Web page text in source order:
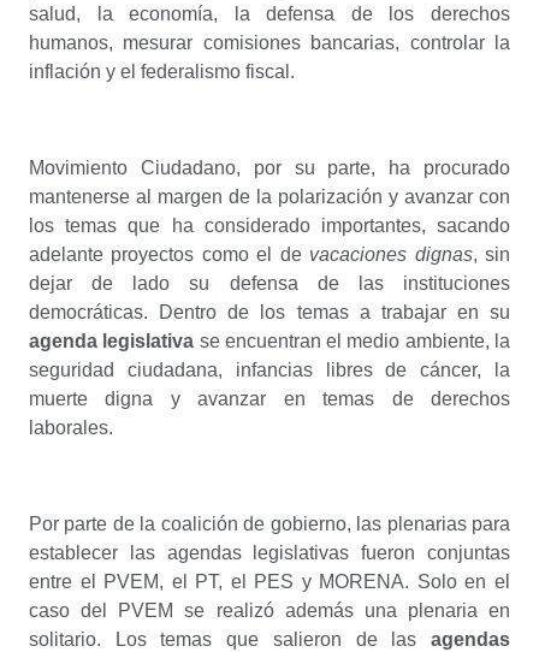
salud, la economía, la defensa de los derechos
humanos, mesurar comisiones bancarias, controlar la
inflación y el federalismo fiscal.
Movimiento Ciudadano, por su parte, ha procurado
mantenerse al margen de la polarización y avanzar con
los temas que ha considerado importantes, sacando
adelante proyectos como el de vacaciones dignas, sin
dejar de lado su defensa de las instituciones
democráticas. Dentro de los temas a trabajar en su
agenda legislativa se encuentran el medio ambiente, la
seguridad ciudadana, infancias libres de cáncer, la
muerte digna y avanzar en temas de derechos
laborales.
Por parte de la coalición de gobierno, las plenarias para
establecer las agendas legislativas fueron conjuntas
entre el PVEM, el PT, el PES y MORENA. Solo en el
caso del PVEM se realizó además una plenaria en
solitario. Los temas que salieron de las agendas